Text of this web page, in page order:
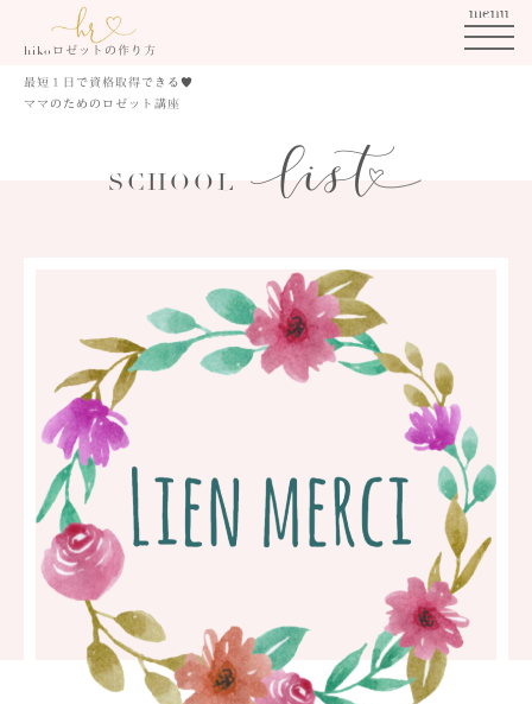
hiko ロゼットの作り方
menu
最短１日で資格取得できる♥
ママのためのロゼット講座
SCHOOL